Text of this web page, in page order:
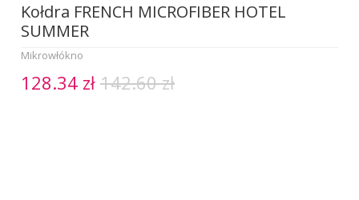
Kołdra FRENCH MICROFIBER HOTEL
SUMMER
Mikrowłókno
128.34 zł142.60 zł